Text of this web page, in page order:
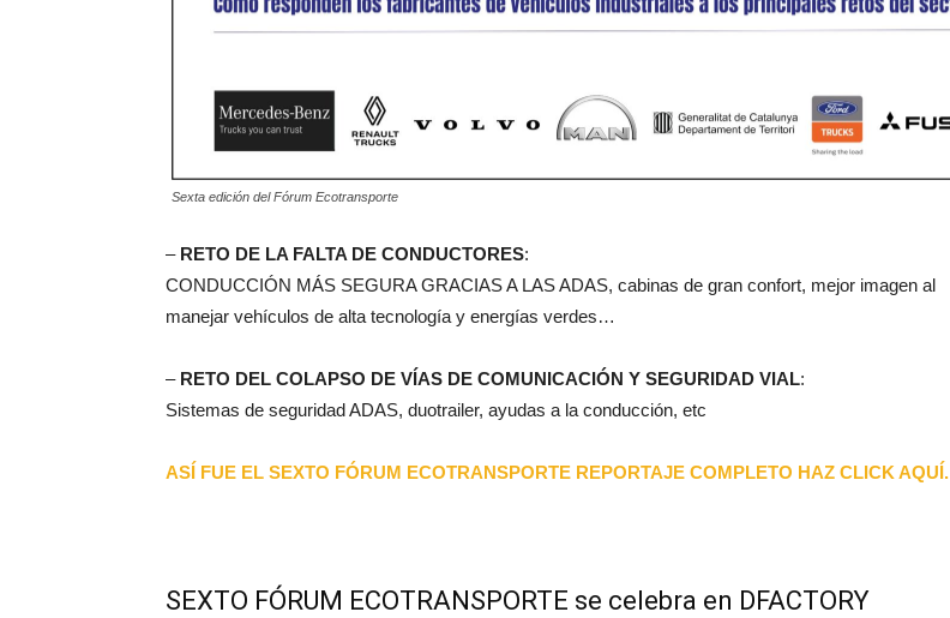
Sexta edición del Fórum Ecotransporte
– RETO DE LA FALTA DE CONDUCTORES:
CONDUCCIÓN MÁS SEGURA GRACIAS A LAS ADAS, cabinas de gran confort, mejor imagen al
manejar vehículos de alta tecnología y energías verdes…
– RETO DEL COLAPSO DE VÍAS DE COMUNICACIÓN Y SEGURIDAD VIAL:
Sistemas de seguridad ADAS, duotrailer, ayudas a la conducción, etc
ASÍ FUE EL SEXTO FÓRUM ECOTRANSPORTE REPORTAJE COMPLETO HAZ CLICK AQUÍ.
SEXTO FÓRUM ECOTRANSPORTE se celebra en DFACTORY